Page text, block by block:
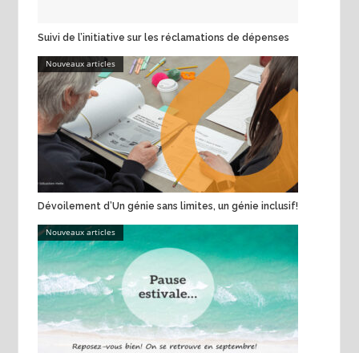
Suivi de l’initiative sur les réclamations de dépenses
Nouveaux articles
Dévoilement d’Un génie sans limites, un génie inclusif!
Nouveaux articles